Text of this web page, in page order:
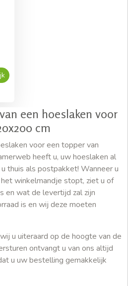
een hoeslaken voor
cm
voor een topper van
heeft u, uw hoeslaken al
thuis als postpakket! Wanneer u
winkelmandje stopt, ziet u of
en wat de levertijd zal zijn
is en wij deze moeten
u uiteraard op de hoogte van de
ontvangt u van ons altijd
u uw bestelling gemakkelijk